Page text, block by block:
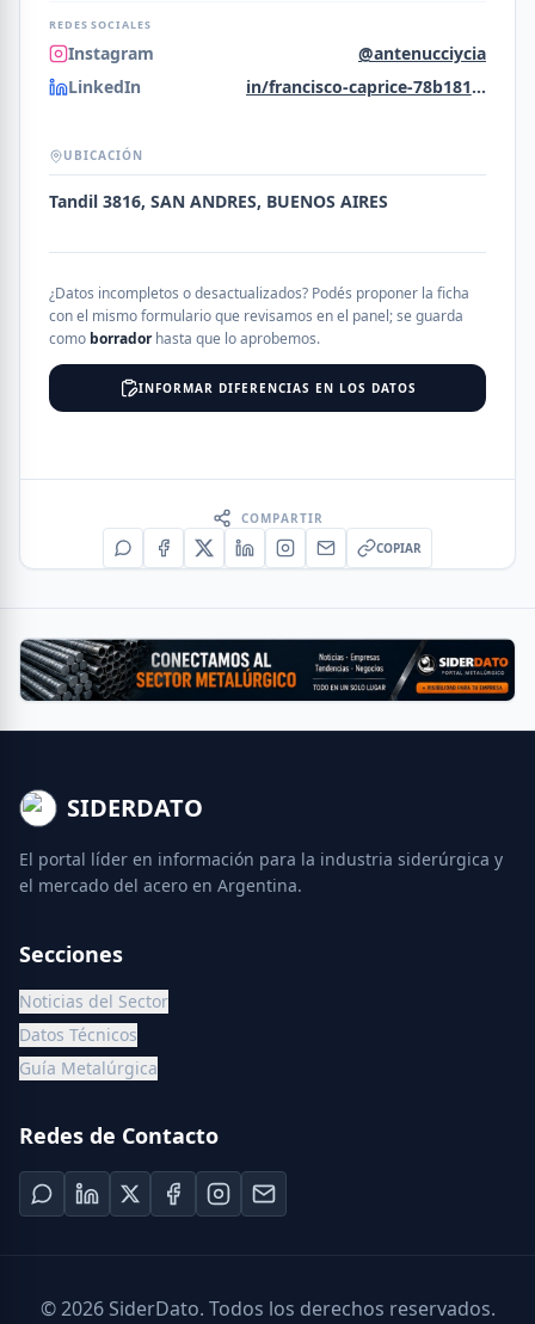
REDES SOCIALES
Instagram
@antenucciycia
LinkedIn
in/francisco-caprice-78b181353
UBICACIÓN
Tandil 3816, SAN ANDRES, BUENOS AIRES
¿Datos incompletos o desactualizados? Podés proponer la ficha
con el mismo formulario que revisamos en el panel; se guarda
como borradorhasta que lo aprobemos.
INFORMAR DIFERENCIAS EN LOS DATOS
COMPARTIR
COPIAR
SIDERDATO
El portal líder en información para la industria siderúrgica y
el mercado del acero en Argentina.
Secciones
Noticias del Sector
Datos Técnicos
Guía Metalúrgica
Redes de Contacto
©2026SiderDato. Todos los derechos reservados.